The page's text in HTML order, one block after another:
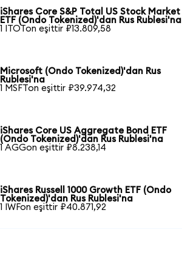
iShares Core S&P Total US Stock Market
ETF (Ondo Tokenized)'dan Rus Rublesi'na
1 ITOTon eşittir ₽13.809,58
Microsoft (Ondo Tokenized)'dan Rus
Rublesi'na
1 MSFTon eşittir ₽39.974,32
iShares Core US Aggregate Bond ETF
(Ondo Tokenized)'dan Rus Rublesi'na
1 AGGon eşittir ₽8.238,14
iShares Russell 1000 Growth ETF (Ondo
Tokenized)'dan Rus Rublesi'na
1 IWFon eşittir ₽40.871,92